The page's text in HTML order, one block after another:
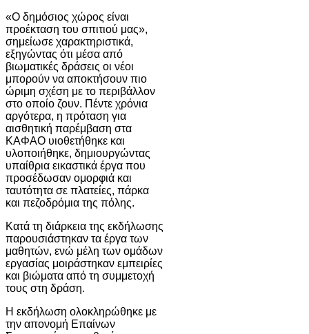
«Ο δημόσιος χώρος είναι
προέκταση του σπιτιού μας»,
σημείωσε χαρακτηριστικά,
εξηγώντας ότι μέσα από
βιωματικές δράσεις οι νέοι
μπορούν να αποκτήσουν πιο
ώριμη σχέση με το περιβάλλον
στο οποίο ζουν. Πέντε χρόνια
αργότερα, η πρόταση για
αισθητική παρέμβαση στα
ΚΑΦΑΟ υιοθετήθηκε και
υλοποιήθηκε, δημιουργώντας
υπαίθρια εικαστικά έργα που
προσέδωσαν ομορφιά και
ταυτότητα σε πλατείες, πάρκα
και πεζοδρόμια της πόλης.
Κατά τη διάρκεια της εκδήλωσης
παρουσιάστηκαν τα έργα των
μαθητών, ενώ μέλη των ομάδων
εργασίας μοιράστηκαν εμπειρίες
και βιώματα από τη συμμετοχή
τους στη δράση.
Η εκδήλωση ολοκληρώθηκε με
την απονομή Επαίνων